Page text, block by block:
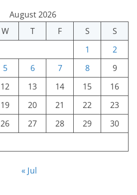
August 2026
W T F S
S
1
2
5 6 7 8
9
12 13 14 15
16
19 20 21 22
23
26 27 28 29
30
« Jul